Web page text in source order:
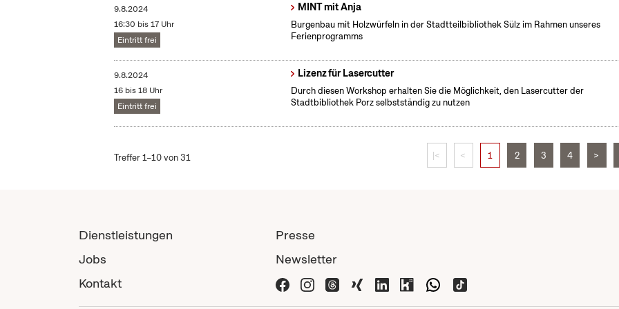
9.8.2024
16:30 bis 17 Uhr
Eintritt frei
MINT mit Anja
Burgenbau mit Holzwürfeln in der Stadtteilbibliothek Sülz im Rahmen unseres
Ferienprogramms
9.8.2024
16 bis 18 Uhr
Eintritt frei
Lizenz für Lasercutter
Durch diesen Workshop erhalten Sie die Möglichkeit, den Lasercutter der
Stadtbibliothek Porz selbstständig zu nutzen
Treffer 1–10 von 31 |< < 1 2 3 4 >
Dienstleistungen
Jobs
Kontakt
Presse
Newsletter